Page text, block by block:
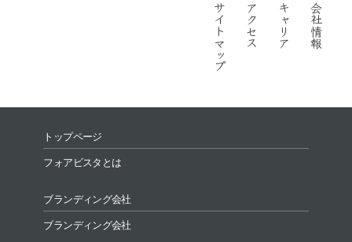
会社情報
キャリア
アクセス
サイトマップ
トップページ
フォアビスタとは
ブランディング会社
ブランディング会社